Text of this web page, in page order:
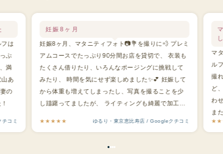
は
ぷ
満
あ
の
コミ
妊娠8ヶ月
妊娠8ヶ月、マタニティフォト📷💐を撮りに💨 プレミ
アムコースでたっぷり90分間お店を貸切で、 衣装も
たくさん借りたり、いろんなポージングに挑戦して
みたり、 時間を気にせず楽しめました✨💕 妊娠して
から体重も増えてしまったし、写真を撮ることを少
し躊躇ってましたが、 ライティングも綺麗で加工も
★★★★★ ゆるり・東京恵比寿店 / Googleクチコミ
マ
ル
撮
ど
わ
ま
あ